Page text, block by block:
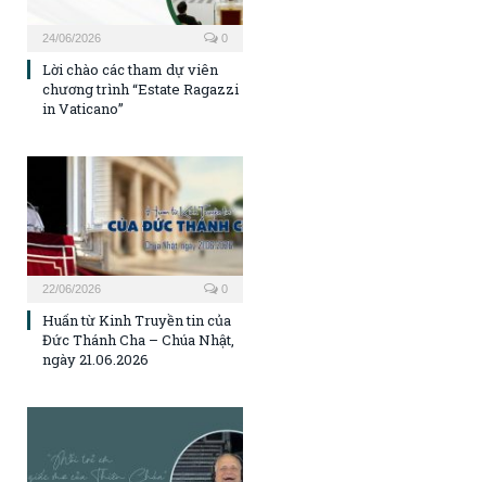
24/06/2026 0
Lời chào các tham dự viên
chương trình “Estate Ragazzi
in Vaticano”
22/06/2026 0
Huấn từ Kinh Truyền tin của
Đức Thánh Cha – Chúa Nhật,
ngày 21.06.2026